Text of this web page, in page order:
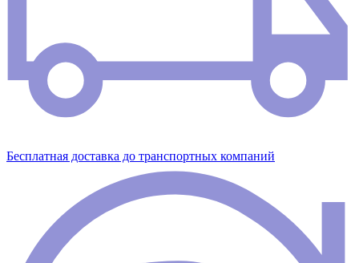
Бесплатная доставка до транспортных компаний